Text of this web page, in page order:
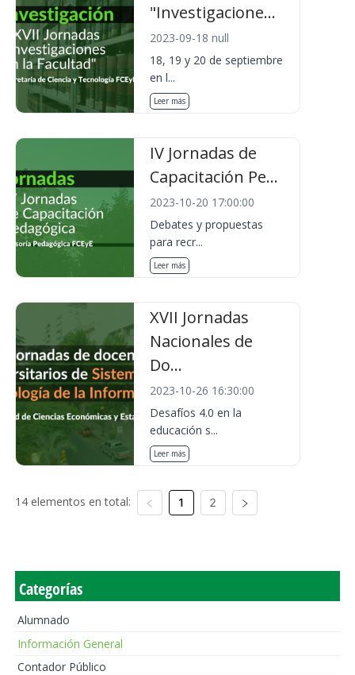
"Investigacione...
2023-09-18 null
18, 19 y 20 de septiembre
en l...
Leer más
IV Jornadas de
Capacitación Pe...
2023-10-20 17:00:00
Debates y propuestas
para recr...
Leer más
XVII Jornadas
Nacionales de
Do...
2023-10-26 16:30:00
Desafíos 4.0 en la
educación s...
Leer más
14 elementos en total: 1 2
Categorías
Alumnado
Información General
Contador Público